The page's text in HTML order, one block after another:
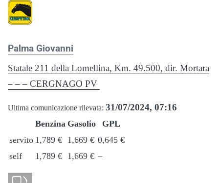
Palma Giovanni
Statale 211 della Lomellina, Km. 49.500, dir. Mortara
– – – CERGNAGO PV
Ultima comunicazione rilevata: 31/07/2024, 07:16
Benzina Gasolio
GPL
servito 1,789 € 1,669 € 0,645 €
self
1,789 € 1,669 € –